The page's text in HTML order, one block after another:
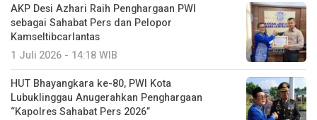
AKP Desi Azhari Raih Penghargaan PWI
sebagai Sahabat Pers dan Pelopor
Kamseltibcarlantas
1 Juli 2026 - 14:18 WIB
HUT Bhayangkara ke-80, PWI Kota
Lubuklinggau Anugerahkan Penghargaan
“Kapolres Sahabat Pers 2026”